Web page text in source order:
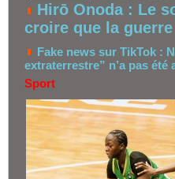
Hirō Onoda : Le
croire que la
Fake news sur TikTok :
extraterrestre” n’a pas été
Sport